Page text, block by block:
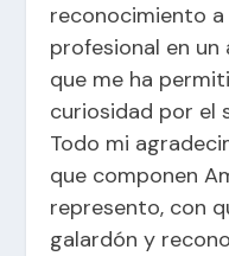
reconocimiento
profesional en
que me ha
curiosidad por el
Todo mi
que componen
represento, con
galardón y